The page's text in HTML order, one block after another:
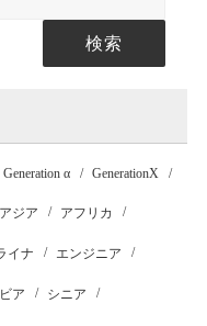
検索
Generation α GenerationX
アジア アフリカ
イナ エンジニア
ア シニア